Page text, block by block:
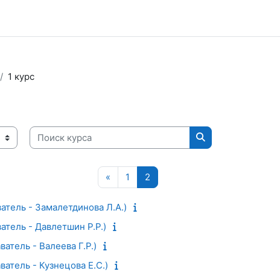
1 курс
Поиск курса
Поиск курса
« Предыдущая страница
1 Страница 1
2
- Замалетдинова Л.А.)
- Давлетшин Р.Р.)
- Валеева Г.Р.)
- Кузнецова Е.С.)